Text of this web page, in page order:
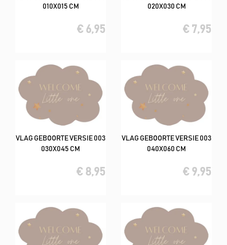
010X015 CM
€ 6,95
020X030 CM
€ 7,95
VLAG GEBOORTE VERSIE 003
030X045 CM
€ 8,95
VLAG GEBOORTE VERSIE 003
040X060 CM
€ 9,95